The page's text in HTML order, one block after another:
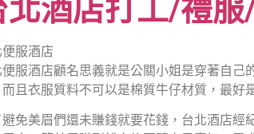
北酒店打工/禮
服酒店
便服酒店顧名思義就是公關小姐是穿著自
且衣服質料不可以是棉質牛仔材質，最好
免美眉們還未賺錢就要花錢，台北酒店經